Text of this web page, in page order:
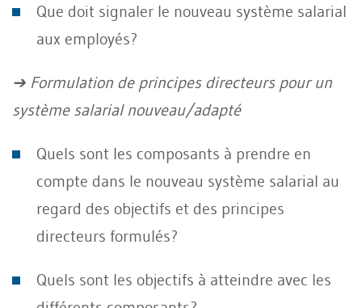
Que doit signaler le nouveau système salarial
aux employés?
➔ Formulation de principes directeurs pour un
système salarial nouveau/adapté
Quels sont les composants à prendre en
compte dans le nouveau système salarial au
regard des objectifs et des principes
directeurs formulés?
Quels sont les objectifs à atteindre avec les